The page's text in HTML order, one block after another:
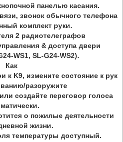
панелью касания.
звонок обычного телефона
комплект руки.
2 радиотелеграфов
& доступа двери
WS1, SL-G24-WS2).
Как
к K9, измените состояние к рук
разоружите
создайте переговор голоса
о пожилые деятельности
жизни.
температуры доступный.